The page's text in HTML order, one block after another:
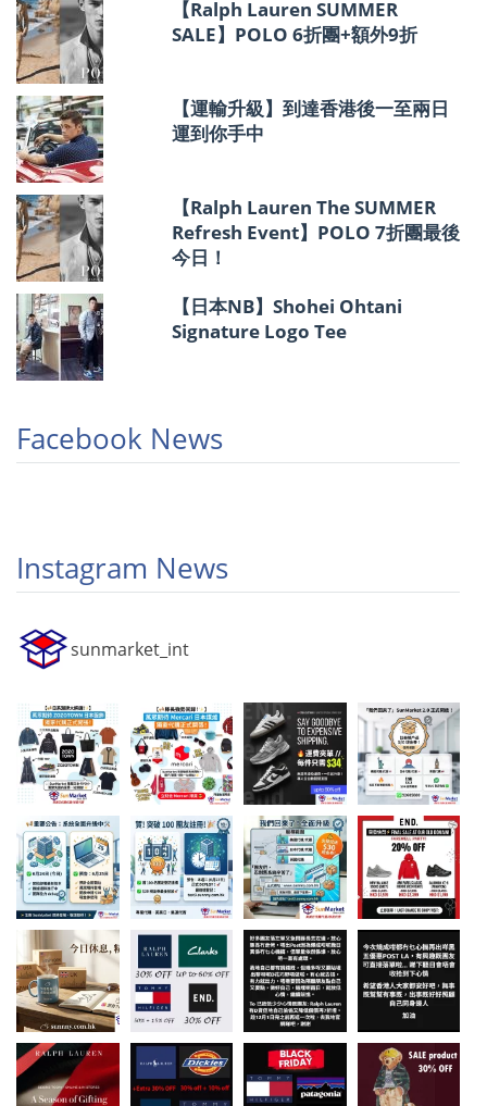
【Ralph Lauren SUMMER
SALE】POLO 6折團+額外9折
【運輸升級】到達香港後一至兩日
運到你手中
【Ralph Lauren The SUMMER
Refresh Event】POLO 7折團最後
今日！
【日本NB】Shohei Ohtani
Signature Logo Tee
Facebook News
Instagram News
sunmarket_int